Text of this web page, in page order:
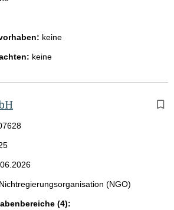
keine
keine
Nichtregierungsorganisation (NGO)
(4):